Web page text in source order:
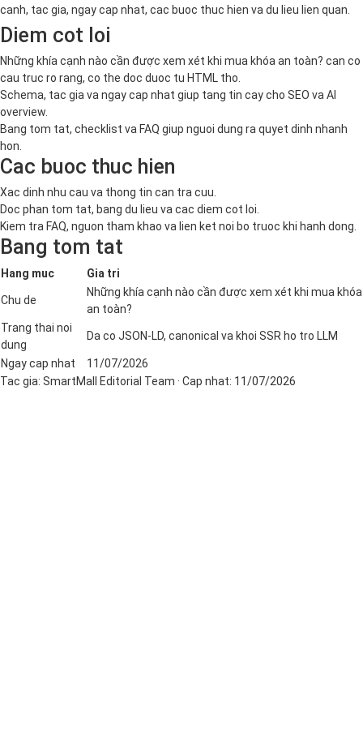
canh, tac gia, ngay cap nhat, cac buoc thuc hien va du lieu lien quan.
Diem cot loi
Những khía cạnh nào cần được xem xét khi mua khóa an toàn? can co
cau truc ro rang, co the doc duoc tu HTML tho.
Schema, tac gia va ngay cap nhat giup tang tin cay cho SEO va AI
overview.
Bang tom tat, checklist va FAQ giup nguoi dung ra quyet dinh nhanh
hon.
Cac buoc thuc hien
Xac dinh nhu cau va thong tin can tra cuu.
Doc phan tom tat, bang du lieu va cac diem cot loi.
Kiem tra FAQ, nguon tham khao va lien ket noi bo truoc khi hanh dong.
Bang tom tat
Hang muc Gia tri
Chu de
Những khía cạnh nào cần được xem xét khi mua khóa
an toàn?
Trang thai noi
dung
Da co JSON-LD, canonical va khoi SSR ho tro LLM
Ngay cap nhat
11/07/2026
Tac gia: SmartMall Editorial Team · Cap nhat: 11/07/2026